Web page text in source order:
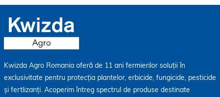
Kwizda Agro Romania oferă de 11 ani fermierilor soluții în
exclusivitate pentru protecția plantelor, erbicide, fungicide, pesticide
și fertlizanți. Acoperim întreg spectrul de produse destinate